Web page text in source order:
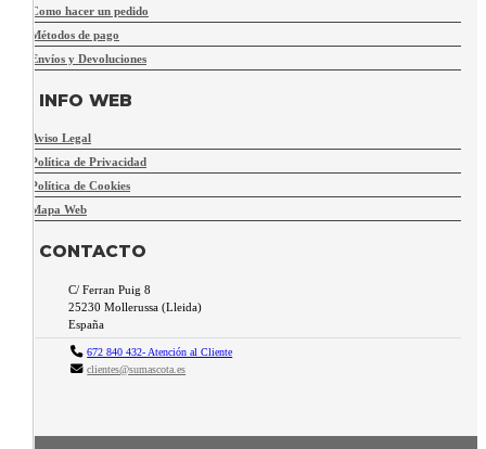
Como hacer un pedido
Métodos de pago
Envíos y Devoluciones
INFO WEB
Aviso Legal
Política de Privacidad
Política de Cookies
Mapa Web
CONTACTO
C/ Ferran Puig 8
25230 Mollerussa (Lleida)
España
672 840 432- Atención al Cliente
clientes@sumascota.es